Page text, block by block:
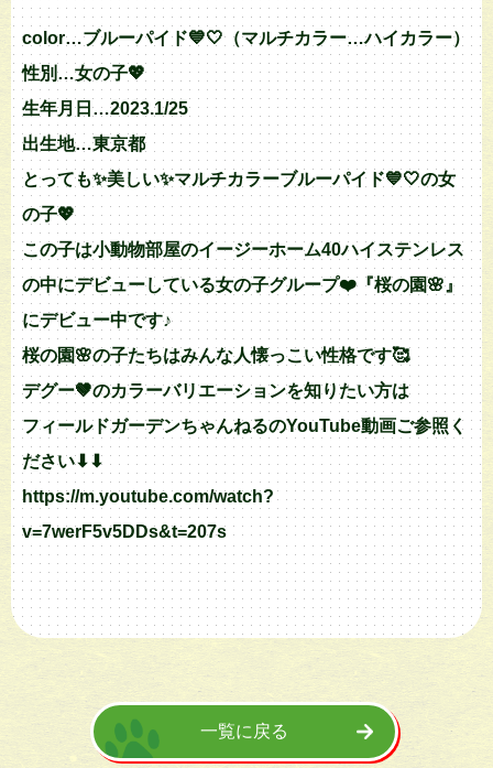
color…ブルーパイド💙🤍（マルチカラー…ハイカラー）
性別…女の子💖
生年月日…2023.1/25
出生地…東京都
とっても✨美しい✨マルチカラーブルーパイド💙🤍の女
の子💖
この子は小動物部屋のイージーホーム40ハイステンレス
の中にデビューしている女の子グループ❤️『桜の園🌸』
にデビュー中です♪
桜の園🌸の子たちはみんな人懐っこい性格です🥰
デグー🤎のカラーバリエーションを知りたい方は
フィールドガーデンちゃんねるのYouTube動画ご参照く
ださい⬇︎⬇︎
https://m.youtube.com/watch?
v=7werF5v5DDs&t=207s
一覧に戻る